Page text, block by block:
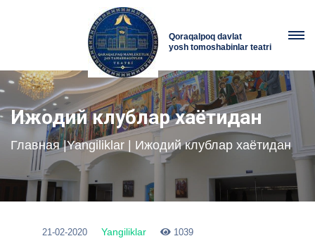
Qoraqalpoq davlat
yosh tomoshabinlar teatri
Ижодий клублар хаётидан
Главная |Yangiliklar | Ижодий клублар хаётидан
21-02-2020 Yangiliklar 1039